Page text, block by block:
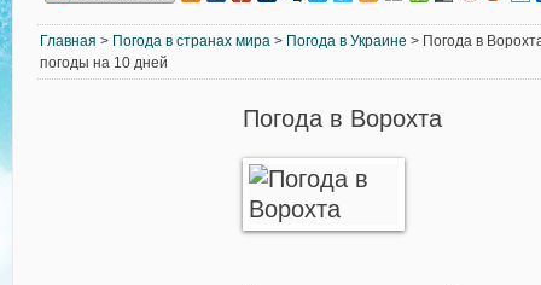
Главная > Погода в странах мира > Погода в Украине > Погода в
погоды на 10 дней
Погода в Ворохта